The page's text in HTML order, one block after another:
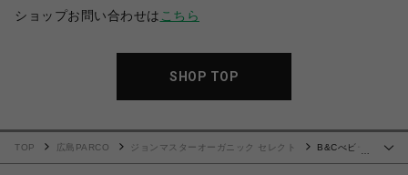
ショップお問い合わせは こちら
SHOP TOP
…
TOP 広島PARCO ジョンマスターオーガニック セレクト
B&Cべビー